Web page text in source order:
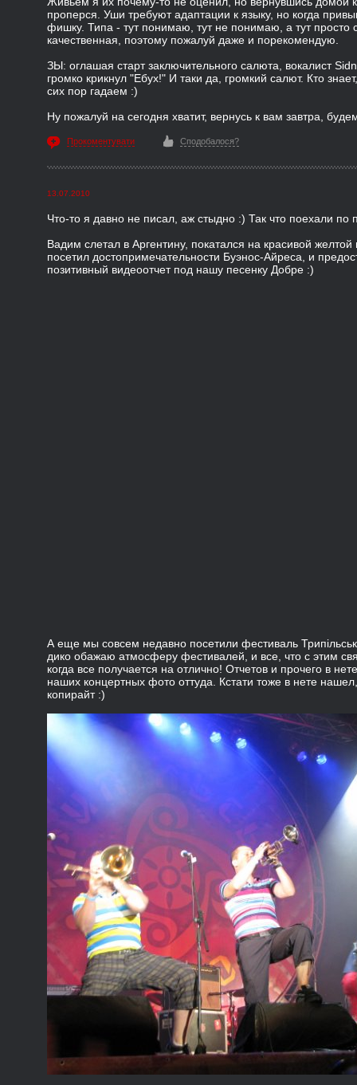
проперся. Уши требуют адаптации к языку, но когда
фишку. Типа - тут понимаю, тут не понимаю, а тут
качественная, поэтому пожалуй даже и порекомендую.
ЗЫ: оглашая старт заключительного салюта, вокалист
громко крикнул "Ебух!" И таки да, громкий салют. Кто
сих пор гадаем :)
Ну пожалуй на сегодня хватит, вернусь к вам завтра,
Прокоментувати Сподобалося?
13.07.2010
Что-то я давно не писал, аж стыдно :) Так что поехали по
Вадим слетал в Аргентину, покатался на красивой
посетил достопримечательности Буэнос-Айреса, и
позитивный видеоотчет под нашу песенку Добре :)
А еще мы совсем недавно посетили фестиваль
дико обажаю атмосферу фестивалей, и все, что с этим
когда все получается на отлично! Отчетов и прочего в
наших концертных фото оттуда. Кстати тоже в нете
копирайт :)